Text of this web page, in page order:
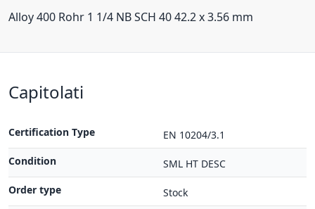
Alloy 400 Rohr 1 1/4 NB SCH 40 42.2 x 3.56 mm
Capitolati
Certification Type
EN 10204/3.1
Condition
SML HT DESC
Order type
Stock